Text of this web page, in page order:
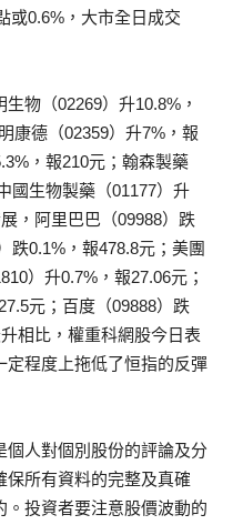
或0.6%，大市全日成交
物（02269）升10.8%，
康德（02359）升7%，報
，報210元；翰森製藥
國生物製藥（01177）升
，阿里巴巴（09988）跌
跌0.1%，報478.8元；美團
）升0.7%，報27.06元；
元；百度（09888）跌
相比，權重科網股今日表
定程度上拖低了恒指的反彈
個人對個別股份的評論及分
所有資料的完整及真確
投資者要注意股價波動的